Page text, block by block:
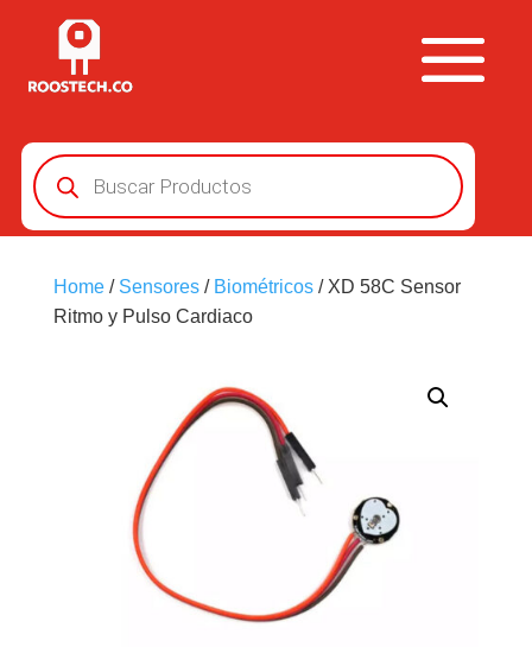
Búsqueda
de
productos
Home/ Sensores/ Biométricos/ XD 58C Sensor
Ritmo y Pulso Cardiaco